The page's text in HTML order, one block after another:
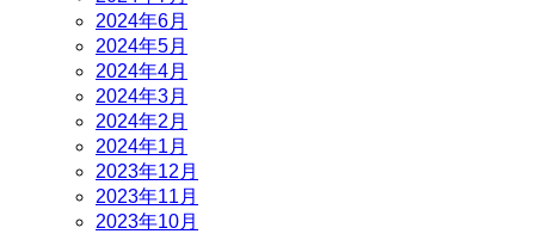
2024年6月
2024年5月
2024年4月
2024年3月
2024年2月
2024年1月
2023年12月
2023年11月
2023年10月